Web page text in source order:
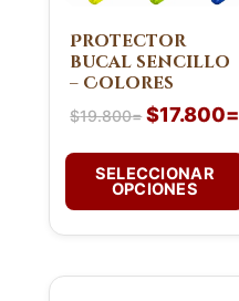
Protector
bucal sencillo
– Colores
$19.800= $17.800=
SELECCIONAR
OPCIONES
pueden
elegir
en
la
producto